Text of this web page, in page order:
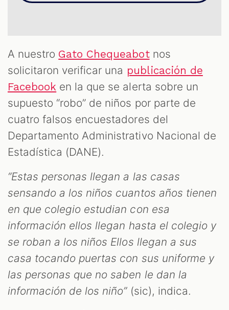
A nuestro Gato Chequeabotnos
solicitaron verificar una publicación de
Facebook en la que se alerta sobre un
supuesto “robo” de niños por parte de
cuatro falsos encuestadores del
Departamento Administrativo Nacional de
Estadística (DANE).
“Estas personas llegan a las casas
sensando a los niños cuantos años tienen
en que colegio estudian con esa
información ellos llegan hasta el colegio y
se roban a los niños Ellos llegan a sus
casa tocando puertas con sus uniforme y
las personas que no saben le dan la
información de los niño” (sic), indica.